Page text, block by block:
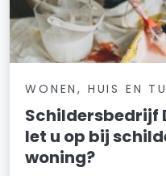
WONEN, HUIS EN
Schildersbedrijf
let u op bij
woning?